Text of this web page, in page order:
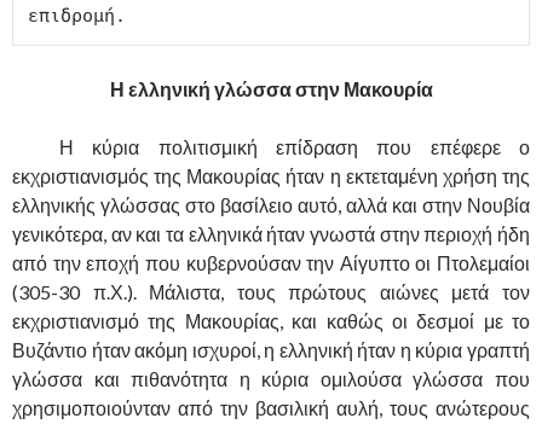
επιδρομή.
Η ελληνική γλώσσα στην Μακουρία
Η κύρια πολιτισμική επίδραση που επέφερε ο
εκχριστιανισμός της Μακουρίας ήταν η εκτεταμένη χρήση της
ελληνικής γλώσσας στο βασίλειο αυτό, αλλά και στην Νουβία
γενικότερα, αν και τα ελληνικά ήταν γνωστά στην περιοχή ήδη
από την εποχή που κυβερνούσαν την Αίγυπτο οι Πτολεμαίοι
(305-30 π.Χ.). Μάλιστα, τους πρώτους αιώνες μετά τον
εκχριστιανισμό της Μακουρίας, και καθώς οι δεσμοί με το
Βυζάντιο ήταν ακόμη ισχυροί, η ελληνική ήταν η κύρια γραπτή
γλώσσα και πιθανότητα η κύρια ομιλούσα γλώσσα που
χρησιμοποιούνταν από την βασιλική αυλή, τους ανώτερους